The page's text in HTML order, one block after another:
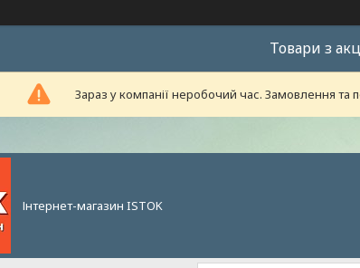
Товари з
Зараз у компанії неробочий час. Замовлення та
Інтернет-магазин ISTOK